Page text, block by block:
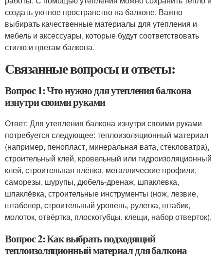
создать уютное пространство на балконе. Важно
выбирать качественные материалы для утепления и
мебель и аксессуары, которые будут соответствовать
стилю и цветам балкона.
Связанные вопросы и ответы:
Вопрос 1: Что нужно для утепления балкона
изнутри своими руками
Ответ: Для утепления балкона изнутри своими руками
потребуется следующее: теплоизоляционный материал
(например, пенопласт, минеральная вата, стекловатра),
строительный клей, кровельный или гидроизоляционный
клей, строительная плёнка, металлические профили,
саморезы, шурупы, дюбель-дренаж, шпаклевка,
шпаклёвка, строительные инструменты (нож, лезвие,
штабелер, строительный уровень, рулетка, штабик,
молоток, отвёртка, плоскогубцы, клещи, набор отверток).
Вопрос 2: Как выбрать подходящий
теплоизоляционный материал для балкона